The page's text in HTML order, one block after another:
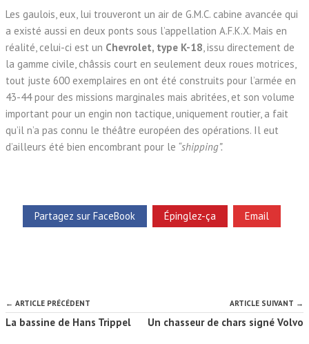
Les gaulois, eux, lui trouveront un air de G.M.C. cabine avancée qui
a existé aussi en deux ponts sous l’appellation A.F.K.X. Mais en
réalité, celui-ci est un Chevrolet, type K-18, issu directement de
la gamme civile, châssis court en seulement deux roues motrices,
tout juste 600 exemplaires en ont été construits pour l’armée en
43-44 pour des missions marginales mais abritées, et son volume
important pour un engin non tactique, uniquement routier, a fait
qu’il n’a pas connu le théâtre européen des opérations. Il eut
d’ailleurs été bien encombrant pour le “shipping”.
Partagez sur FaceBook Épinglez-ça Email
← ARTICLE PRÉCÉDENT
La bassine de Hans Trippel
ARTICLE SUIVANT →
Un chasseur de chars signé Volvo